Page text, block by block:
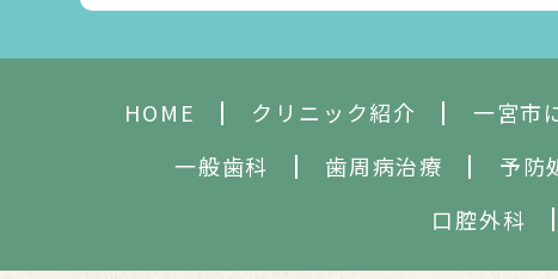
HOME クリニック紹介 一宮市
一般歯科
歯周病治療 予防
口腔外科